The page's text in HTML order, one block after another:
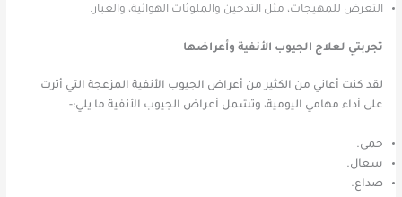
التعرض للمهيجات، مثل التدخين والملوثات الهوائية، والغبار.
تجربتي لعلاج الجيوب الأنفية وأعراضها
لقد كنت أعاني من الكثير من أعراض الجيوب الأنفية المزعجة التي أثرت
على أداء مهامي اليومية، وتشمل أعراض الجيوب الأنفية ما يلي:-
حمى.
سعال.
صداع.